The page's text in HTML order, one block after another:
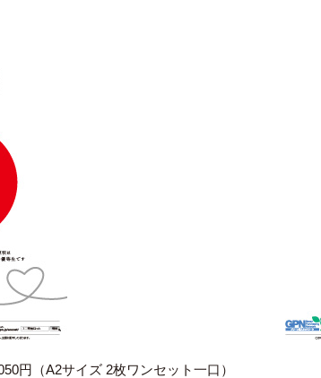
円（A2サイズ 2枚ワンセット一口）